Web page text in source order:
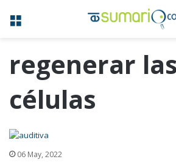
Menú
regenerar las
células
06 May, 2022